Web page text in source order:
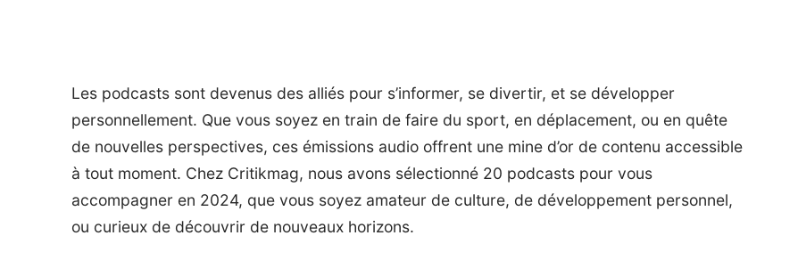
Les podcasts sont devenus des alliés pour s’informer, se divertir, et se développer
personnellement. Que vous soyez en train de faire du sport, en déplacement, ou en quête
de nouvelles perspectives, ces émissions audio offrent une mine d’or de contenu accessible
à tout moment. Chez Critikmag, nous avons sélectionné 20 podcasts pour vous
accompagner en 2024, que vous soyez amateur de culture, de développement personnel,
ou curieux de découvrir de nouveaux horizons.